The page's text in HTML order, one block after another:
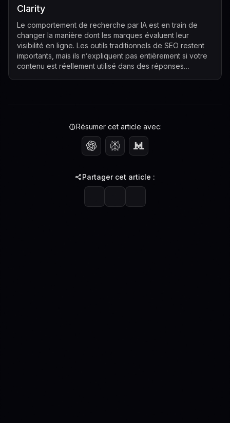
Clarity
Le comportement de recherche par IA est en train de
changer la manière dont les marques évaluent leur
visibilité en ligne. Les outils traditionnels de SEO restent
importants, mais ils n’expliquent pas entièrement si votre
contenu est réellement utilisé dans des réponses
Résumer cet article avec:
Partager cet article :